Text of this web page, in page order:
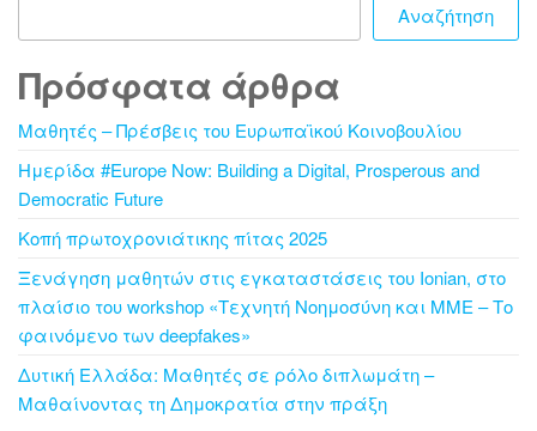
Αναζήτηση
Πρόσφατα άρθρα
Μαθητές – Πρέσβεις του Ευρωπαϊκού Κοινοβουλίου
Ημερίδα #Europe Now: Building a Digital, Prosperous and
Democratic Future
Κοπή πρωτοχρονιάτικης πίτας 2025
Ξενάγηση μαθητών στις εγκαταστάσεις του Ionian, στο
πλαίσιο του workshop «Τεχνητή Νοημοσύνη και ΜΜΕ – Το
φαινόμενο των deepfakes»
Δυτική Ελλάδα: Μαθητές σε ρόλο διπλωμάτη –
Μαθαίνοντας τη Δημοκρατία στην πράξη